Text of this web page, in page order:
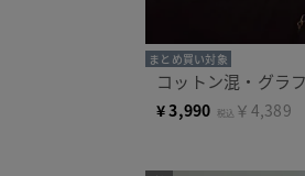
まとめ買い対象
コットン混・グラ
¥3,990 税込 ￥4,389